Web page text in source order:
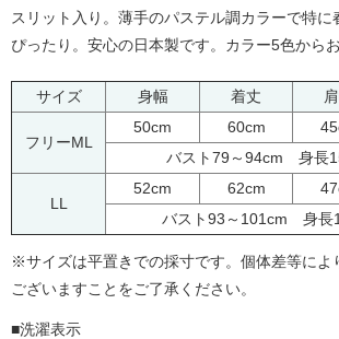
スリット入り。薄手のパステル調カラーで特に
ぴったり。安心の日本製です。カラー5色から
サイズ 身幅 着丈
フリーML
50cm 60cm
バスト79～94cm 身長
LL
52cm 62cm
バスト93～101cm 身長
※サイズは平置きでの採寸です。個体差等によ
ございますことをご了承ください。
■洗濯表示